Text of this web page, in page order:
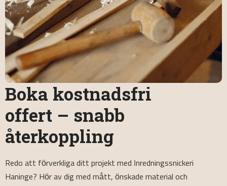
Boka kostnadsfri
offert – snabb
återkoppling
Redo att förverkliga ditt projekt med Inredningssnickeri
Haninge? Hör av dig med mått, önskade material och